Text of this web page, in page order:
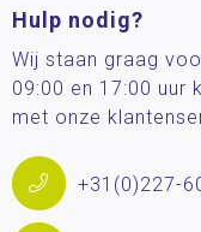
Hulp nodig?
Wij staan graag
09:00 en 17:00 uur
met onze
+31(0)227-